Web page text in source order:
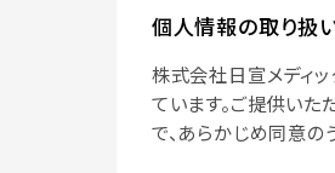
個人情報の取り扱
株式会社日宣メディ
ています。ご提供い
で、あらかじめ同意の